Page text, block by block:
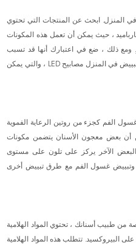
المنزل. ابحث عن المنتجات التي تحتوي
، حيث يمكن أن تعمل هذه المكونات
ومع ذلك ، ضع في اعتبارك أنها قد تسبب
حساسية الأسنان. تشمل بعض مجموعات التبييض في المنزل مصابيح LED ، والتي يمكن
الفم كجزء من روتين الرعاية الفموية
أن بعض معجون الأسنان يتضمن مكونات
البعض الآخر يركز على تلون على مستوى
غسول الفم مع طرق تبييض أخرى
طبيب أسنانك ، تحتوي المواد الهلامية
البيروكسيد. تتطلب هذه المواد الهلامية